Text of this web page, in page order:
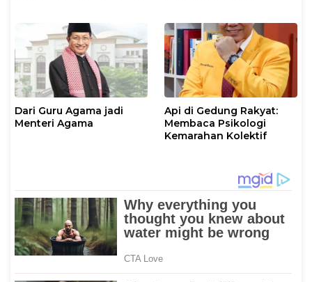
Dari Guru Agama jadi
Menteri Agama
Api di Gedung Rakyat:
Membaca Psikologi
Kemarahan Kolektif